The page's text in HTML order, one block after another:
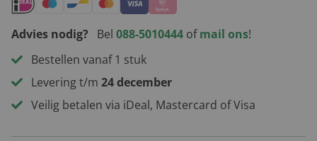
Advies nodig? Bel 088-5010444 ofmail ons!
Bestellen vanaf 1 stuk
Levering t/m 24 december
Veilig betalen via iDeal, Mastercard of Visa